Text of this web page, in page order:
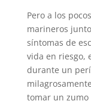
Pero a los
marineros
síntomas de
vida en riesgo,
durante un
tomar un